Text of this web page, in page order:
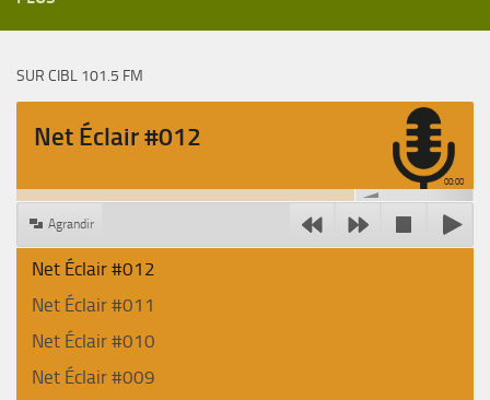
SUR CIBL 101.5 FM
Net Éclair #012
00:00
Agrandir
Net Éclair #012
Net Éclair #011
Net Éclair #010
Net Éclair #009